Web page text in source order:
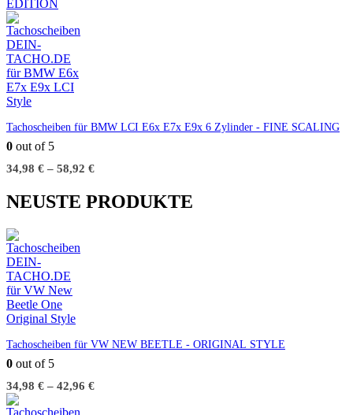
Tachoscheiben für BMW LCI E6x E7x E9x 6 Zylinder - FINE SCALING
0 out of 5
34,98 € – 58,92 €
NEUSTE PRODUKTE
Tachoscheiben für VW NEW BEETLE - ORIGINAL STYLE
0 out of 5
34,98 € – 42,96 €